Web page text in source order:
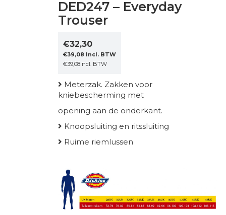
DED247 – Everyday
Trouser
€32,30
€39,08 Incl. BTW
€39,08Incl. BTW
Meterzak. Zakken voor
kniebescherming met
opening aan de onderkant.
Knoopsluiting en ritssluiting
Ruime riemlussen